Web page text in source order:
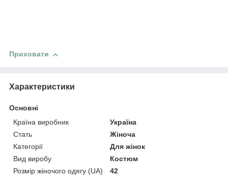
Приховати
Характеристики
Основні
Країна виробник
Україна
Стать
Жіноча
Категорії
Для жінок
Вид виробу
Костюм
Розмір жіночого одягу (UA)
42